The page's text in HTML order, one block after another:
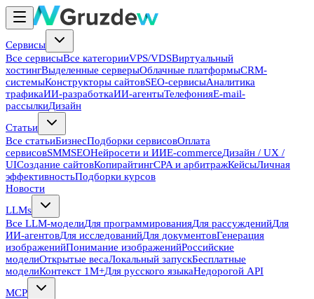
Сервисы
Все сервисыВсе категорииVPS/VDSВиртуальный
хостингВыделенные серверыОблачные платформыCRM-
системыКонструкторы сайтовSEO-сервисыАналитика
трафикаИИ-разработкаИИ-агентыТелефонияE-mail-
рассылкиДизайн
Статьи
Все статьиБизнесПодборки сервисовОплата
сервисовSMMSEOНейросети и ИИE-commerceДизайн / UX /
UIСоздание сайтовКопирайтингCPA и арбитражКейсыЛичная
эффективностьПодборки курсов
Новости
LLMs
Все LLM-моделиДля программированияДля рассужденийДля
ИИ-агентовДля исследованийДля документовГенерация
изображенийПонимание изображенийРоссийские
моделиОткрытые весаЛокальный запускБесплатные
моделиКонтекст 1M+Для русского языкаНедорогой API
MCP